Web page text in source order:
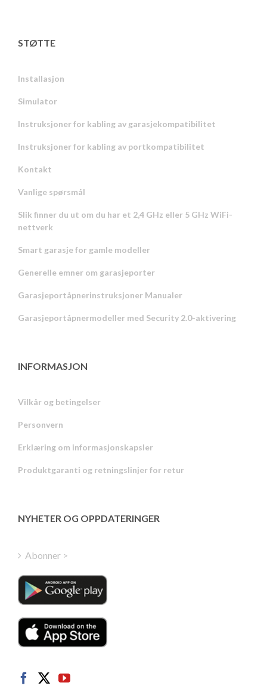
STØTTE
Installasjon
Simulator
Instruksjoner for kabling av garasjekompatibilitet
Instruksjoner for kabling av portkompatibilitet
Kontakt
Vanlige spørsmål
Slik finner du ut om du har et 2,4 GHz eller 5 GHz WiFi-
nettverk
Smart garasje for gamle modeller
Generelle emner om garasjeporter
Garasjeportåpnerinstruksjoner Manualer
Garasjeportåpnermodeller med Security 2.0-aktivering
INFORMASJON
Vilkår og betingelser
Personvern
Erklæring om informasjonskapsler
Produktgaranti og retningslinjer for retur
NYHETER OG OPPDATERINGER
Abonner >